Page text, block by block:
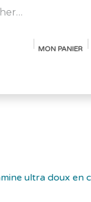
MON PANIER
ultra doux en